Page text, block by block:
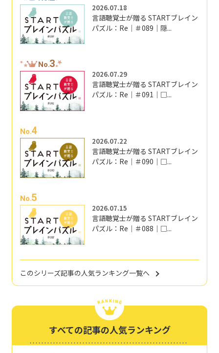
2026.07.18
言語聴覚士が贈る STARTブレイン
パズル：Re｜＃089｜隠...
No.3
2026.07.29
言語聴覚士が贈る STARTブレイン
パズル：Re｜＃091｜□...
No.4
2026.07.22
言語聴覚士が贈る STARTブレイン
パズル：Re｜＃090｜□...
No.5
2026.07.15
言語聴覚士が贈る STARTブレイン
パズル：Re｜＃088｜□...
このシリーズ記事の人気ランキング一覧へ
すべての記事の人気ランキング